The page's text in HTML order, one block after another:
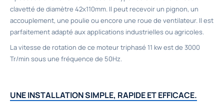
clavetté de diamètre 42x110mm. Il peut recevoir un pignon, un
accouplement, une poulie ou encore une roue de ventilateur. Il est
parfaitement adapté aux applications industrielles ou agricoles.
La vitesse de rotation de ce moteur triphasé 11 kw est de 3000
Tr/min sous une fréquence de 50Hz.
UNE INSTALLATION SIMPLE, RAPIDE ET EFFICACE.